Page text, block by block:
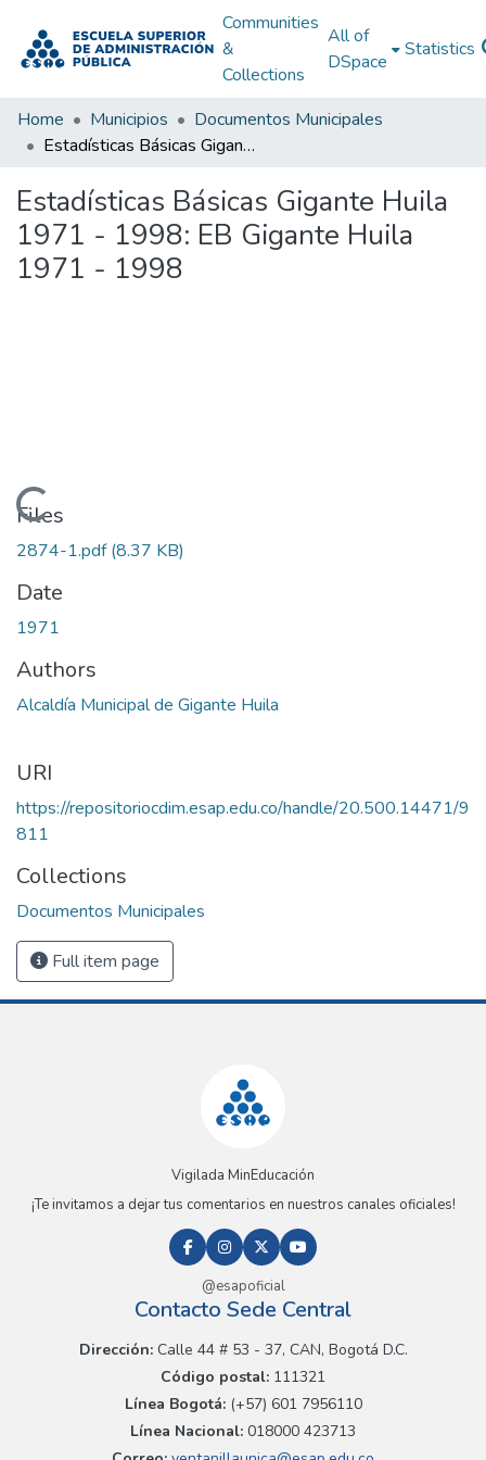
Communities
&
Collections
All of
DSpace
Statistics
Home Municipios
Documentos Municipales
Estadísticas Básicas Gigante Huila 1971 - 1998: EB Gigante Huila 1971 - 1998
Estadísticas Básicas Gigante Huila
1971 - 1998: EB Gigante Huila
1971 - 1998
Loading...
Files
2874-1.pdf(8.37 KB)
Date
1971
Authors
Alcaldía Municipal de Gigante Huila
URI
https://repositoriocdim.esap.edu.co/handle/20.500.14471/9
811
Collections
Documentos Municipales
Full item page
Vigilada MinEducación
¡Te invitamos a dejar tus comentarios en nuestros canales oficiales!
@esapoficial
Contacto Sede Central
Dirección:Calle 44 # 53 - 37, CAN, Bogotá D.C.
Código postal: 111321
Línea Bogotá:(+57) 601 7956110
Línea Nacional: 018000 423713